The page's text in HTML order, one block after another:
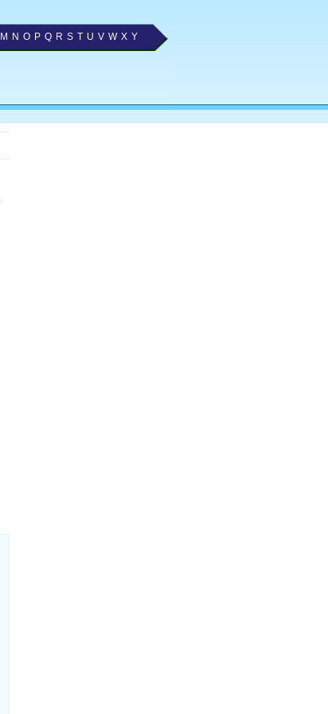
M N O P Q R S T U V W X Y